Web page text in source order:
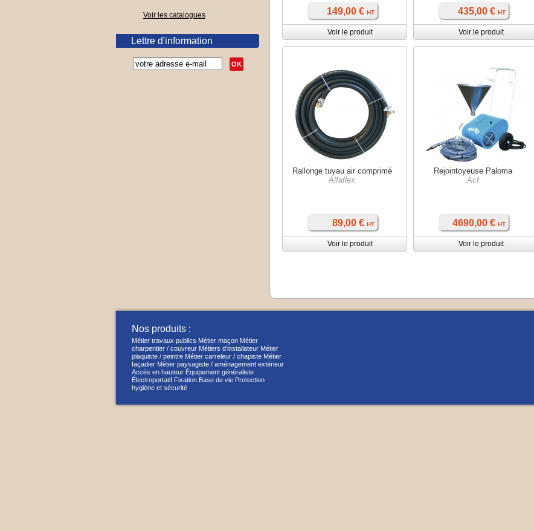
Voir les catalogues
Lettre d'information
OK
149,00 € HT
Voir le produit
435,00 € HT
Voir le produit
Rallonge tuyau air comprimé
Alfaflex
89,00 € HT
Voir le produit
Rejointoyeuse Paloma
Acf
4690,00 € HT
Voir le produit
Nos produits :
Métier travaux publics Métier maçon Métier
charpentier / couvreur Métiers d’installateur Métier
plaquiste / peintre Métier carreleur / chapiste Métier
façadier Métier paysagiste / aménagement extérieur
Accès en hauteur Équipement généraliste
Électroportatif Fixation Base de vie Protection
hygiène et sécurité